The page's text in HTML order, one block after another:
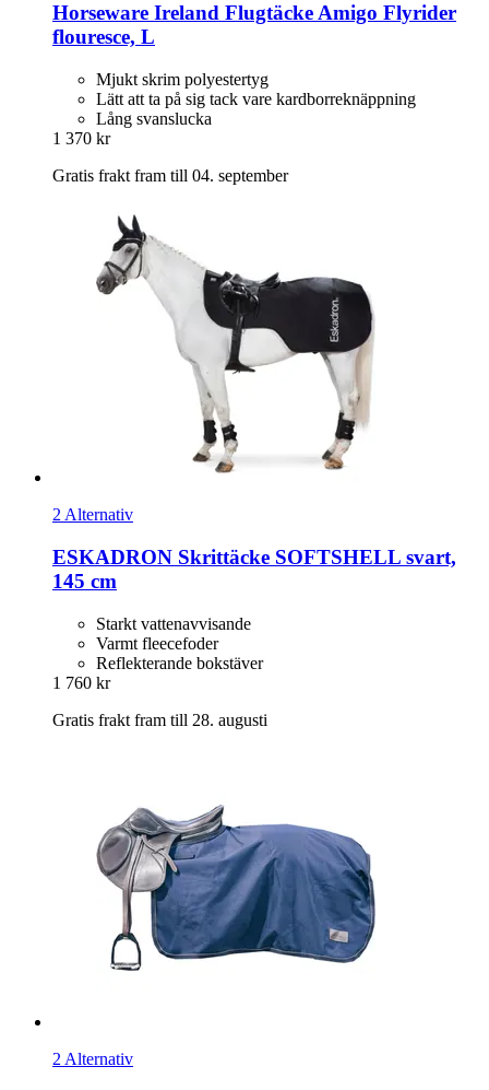
Horseware Ireland Flugtäcke Amigo Flyrider
flouresce, L
Mjukt skrim polyestertyg
Lätt att ta på sig tack vare kardborreknäppning
Lång svanslucka
1 370 kr
Gratis frakt fram till 04. september
2 Alternativ
ESKADRON Skrittäcke SOFTSHELL svart,
145 cm
Starkt vattenavvisande
Varmt fleecefoder
Reflekterande bokstäver
1 760 kr
Gratis frakt fram till 28. augusti
2 Alternativ